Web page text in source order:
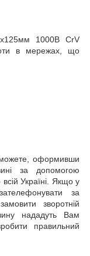
1000В CrV
в мережах, що
можете, оформивши
за допомогою
Україні. Якщо у
за
зворотній
нададуть Вам
правильний